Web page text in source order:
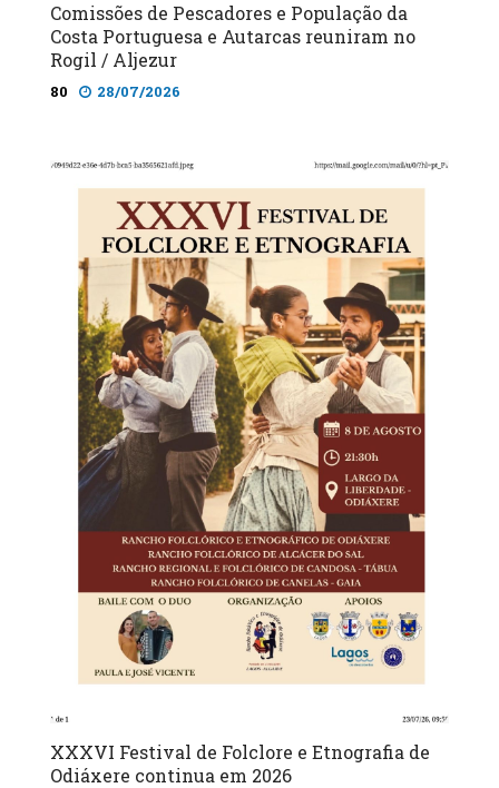
Comissões de Pescadores e População da
Costa Portuguesa e Autarcas reuniram no
Rogil / Aljezur
80 28/07/2026
XXXVI Festival de Folclore e Etnografia de
Odiáxere continua em 2026